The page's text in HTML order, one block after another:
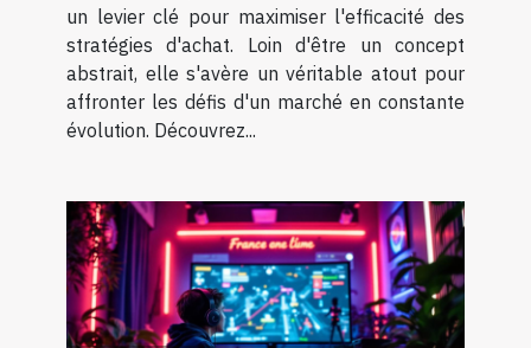
un levier clé pour maximiser l'efficacité des
stratégies d'achat. Loin d'être un concept
abstrait, elle s'avère un véritable atout pour
affronter les défis d'un marché en constante
évolution. Découvrez...